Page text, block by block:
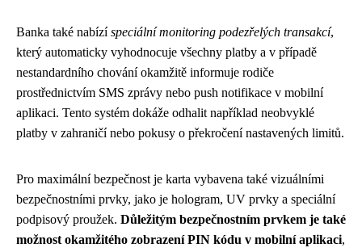
Banka také nabízíspeciální monitoring podezřelých transakcí,
který automaticky vyhodnocuje všechny platby a v případě
nestandardního chování okamžitě informuje rodiče
prostřednictvím SMS zprávy nebo push notifikace v mobilní
aplikaci. Tento systém dokáže odhalit například neobvyklé
platby v zahraničí nebo pokusy o překročení nastavených limitů.
Pro maximální bezpečnost je karta vybavena také vizuálními
bezpečnostními prvky, jako je hologram, UV prvky a speciální
podpisový proužek. Důležitým bezpečnostním prvkem je také
možnost okamžitého zobrazení PIN kódu v mobilní aplikaci,